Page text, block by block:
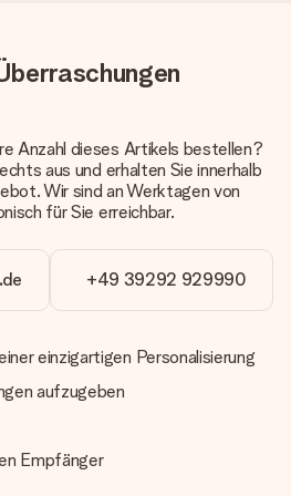
keine verschiedenen Lieferoptionen
bestellt wird, wird als Paket oder
du wissen, ob es als Paket
kontaktiere bitte unseren
bezahlen?
Sofortüberweisung, Paypal,
über Klarna. Bei einer
sich die Lieferzeit des
meine Erwartungen nicht
Kundenservice zu
Anzahl dieses Artikels bestellen?
aus und erhalten Sie innerhalb
Wir sind an Werktagen von
für Sie erreichbar.
+49 39292 929990
einzigartigen Personalisierung
aufzugeben
Empfänger